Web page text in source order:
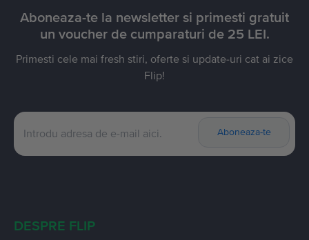
Aboneaza-te la newsletter si primesti gratuit
un voucher de cumparaturi de 25 LEI.
Primesti cele mai fresh stiri, oferte si update-uri cat ai zice
Flip!
Aboneaza-te
DESPRE FLIP